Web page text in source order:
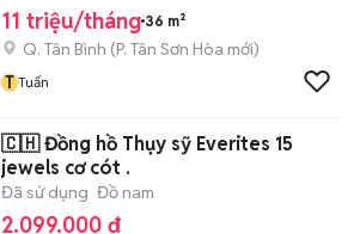
11 triệu/tháng 36 m²
Q. Tân Bình (P. Tân Sơn Hòa mới)
T Tuấn
🇨🇭 Đồng hồ Thụy sỹ Everites 15
jewels cơ cót .
Đã sử dụng Đồ nam
2.099.000 đ